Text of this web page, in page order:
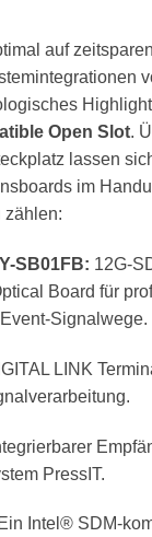
auf
Open Slot.
lassen
im
zählen:
SB01FB: 12G-
Board für
Signalwege.
LINK
PressIT.
Ein Intel® SDM-